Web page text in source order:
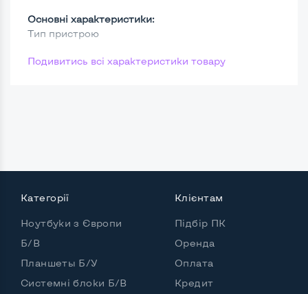
Основні характеристики:
Тип пристрою
Подивитись всі характеристики товару
Категорії
Ноутбуки з Європи
Б/В
Планшеты Б/У
Системні блоки Б/В
Клієнтам
Підбір ПК
Оренда
Оплата
Кредит